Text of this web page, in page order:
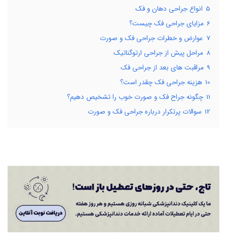
5 انواع جراحی دهان و فک
6 مزایای جراحی فک چیست؟
7 عوارض و خطرات جراحی فک و صورت
8 مراحل پیش از جراحی ارتوگناتیک
9 مراقبت های بعد از جراحی فک
10 هزینه جراحی فک چقدر است؟
11 چگونه جراح فک و صورت خوب را تشخیص دهیم؟
12 سوالات پرتکرار درباره جراحی فک و صورت